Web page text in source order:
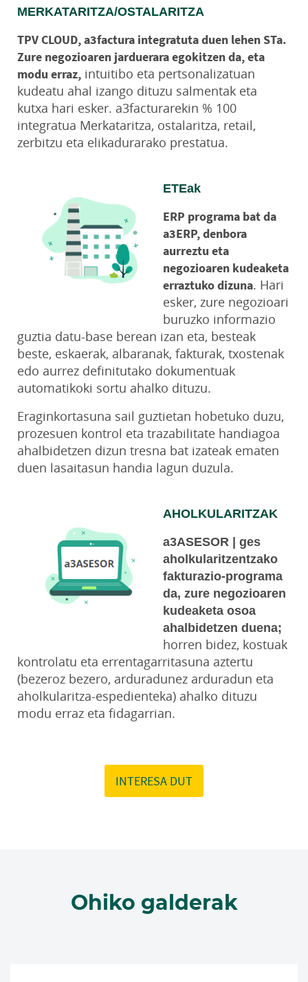
MERKATARITZA/OSTALARITZA
TPV CLOUD, a3factura integratuta duen lehen STa.
Zure negozioaren jarduerara egokitzen da, eta
modu erraz, intuitibo eta pertsonalizatuan
kudeatu ahal izango dituzu salmentak eta
kutxa hari esker. a3facturarekin % 100
integratua Merkataritza, ostalaritza, retail,
zerbitzu eta elikadurarako prestatua.
ETEak
ERP programa bat da
a3ERP, denbora
aurreztu eta
negozioaren kudeaketa
erraztuko dizuna. Hari
esker, zure negozioari
buruzko informazio
guztia datu-base berean izan eta, besteak
beste, eskaerak, albaranak, fakturak, txostenak
edo aurrez definitutako dokumentuak
automatikoki sortu ahalko dituzu.
Eraginkortasuna sail guztietan hobetuko duzu,
prozesuen kontrol eta trazabilitate handiagoa
ahalbidetzen dizun tresna bat izateak ematen
duen lasaitasun handia lagun duzula.
AHOLKULARITZAK
a3ASESOR | ges
aholkularitzentzako
fakturazio-programa
da, zure negozioaren
kudeaketa osoa
ahalbidetzen duena;
horren bidez, kostuak
kontrolatu eta errentagarritasuna aztertu
(bezeroz bezero, arduradunez arduradun eta
aholkularitza-espedienteka) ahalko dituzu
modu erraz eta fidagarrian.
INTERESA DUT
Ohiko galderak